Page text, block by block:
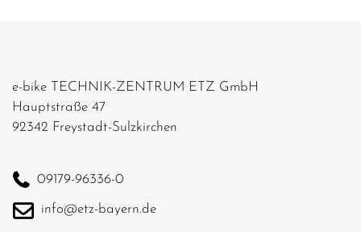
e-bike TECHNIK-ZENTRUM ETZ GmbH
Hauptstraße 47
92342 Freystadt-Sulzkirchen
09179-96336-0
info@etz-bayern.de